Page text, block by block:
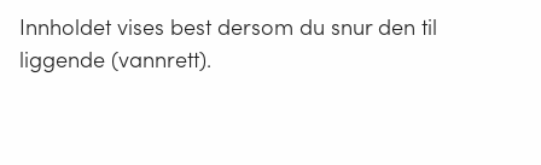
Innholdet vises best dersom du snur den til
liggende (vannrett).